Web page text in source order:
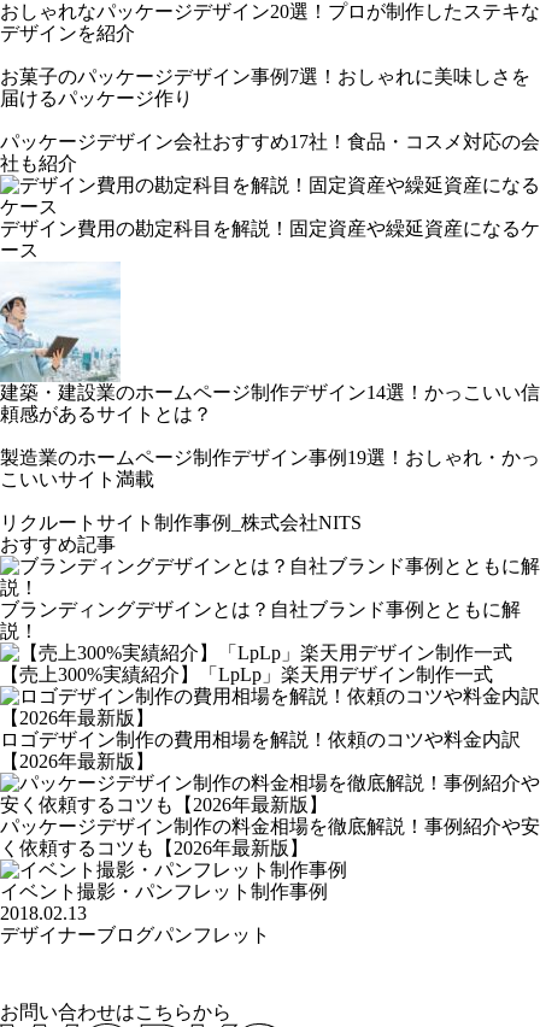
おしゃれなパッケージデザイン20選！プロが制作したステキな
デザインを紹介
お菓子のパッケージデザイン事例7選！おしゃれに美味しさを
届けるパッケージ作り
パッケージデザイン会社おすすめ17社！食品・コスメ対応の会
社も紹介
デザイン費用の勘定科目を解説！固定資産や繰延資産になるケ
ース
建築・建設業のホームページ制作デザイン14選！かっこいい信
頼感があるサイトとは？
製造業のホームページ制作デザイン事例19選！おしゃれ・かっ
こいいサイト満載
リクルートサイト制作事例_株式会社NITS
おすすめ記事
ブランディングデザインとは？自社ブランド事例とともに解
説！
【売上300%実績紹介】「LpLp」楽天用デザイン制作一式
ロゴデザイン制作の費用相場を解説！依頼のコツや料金内訳
【2026年最新版】
パッケージデザイン制作の料金相場を徹底解説！事例紹介や安
く依頼するコツも【2026年最新版】
イベント撮影・パンフレット制作事例
2018.02.13
デザイナーブログパンフレット
お問い合わせはこちらから